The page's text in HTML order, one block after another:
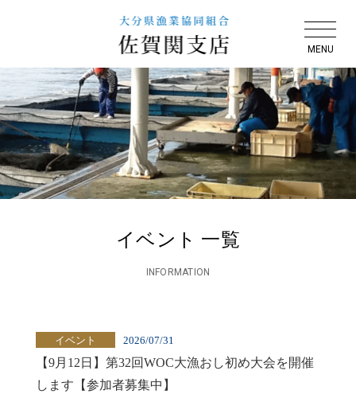
イベント 一覧
INFORMATION
イベント 2026/07/31
【9月12日】第32回WOC大漁おし初め大会を開催
します【参加者募集中】